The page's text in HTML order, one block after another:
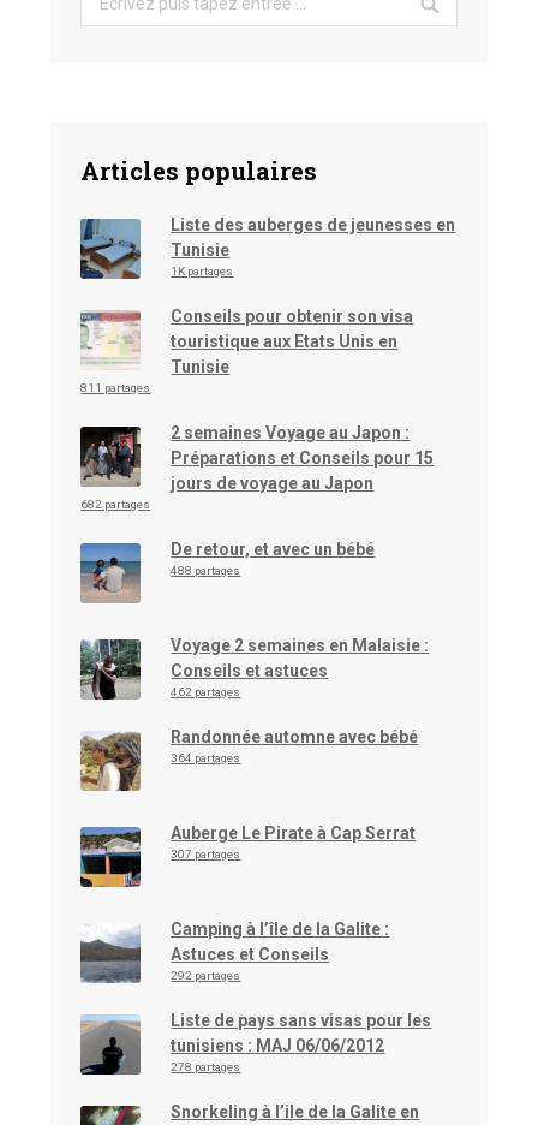
Articles populaires
Liste des auberges de jeunesses en
Tunisie
1K partages
Conseils pour obtenir son visa
touristique aux Etats Unis en
Tunisie
811 partages
2 semaines Voyage au Japon :
Préparations et Conseils pour 15
jours de voyage au Japon
682 partages
De retour, et avec un bébé
488 partages
Voyage 2 semaines en Malaisie :
Conseils et astuces
462 partages
Randonnée automne avec bébé
364 partages
Auberge Le Pirate à Cap Serrat
307 partages
Camping à l’île de la Galite :
Astuces et Conseils
292 partages
Liste de pays sans visas pour les
tunisiens : MAJ 06/06/2012
278 partages
Snorkeling à l’ile de la Galite en